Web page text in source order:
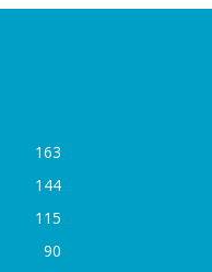
163
144
115
90